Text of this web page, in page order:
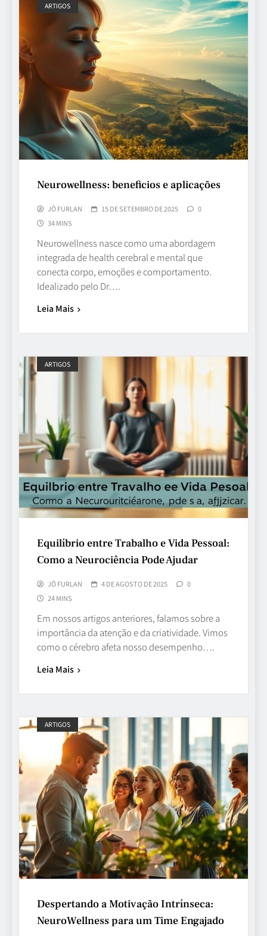
ARTIGOS
Neurowellness: beneficios e aplicações
JÔ FURLAN 15 DE SETEMBRO DE 2025
0
34 MINS
Neurowellness nasce como uma abordagem
integrada de health cerebral e mental que
conecta corpo, emoções e comportamento.
Idealizado pelo Dr….
Leia Mais
ARTIGOS
Equilíbrio entre Trabalho e Vida Pessoal:
Como a Neurociência Pode Ajudar
JÔ FURLAN 4 DE AGOSTO DE 2025
0
24 MINS
Em nossos artigos anteriores, falamos sobre a
importância da atenção e da criatividade. Vimos
como o cérebro afeta nosso desempenho….
Leia Mais
ARTIGOS
Despertando a Motivação Intrínseca:
NeuroWellness para um Time Engajado